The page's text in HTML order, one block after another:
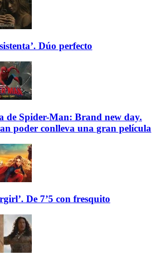
Dúo perfecto
de Spider-Man: Brand new day.
poder conlleva una gran película
De 7’5 con fresquito